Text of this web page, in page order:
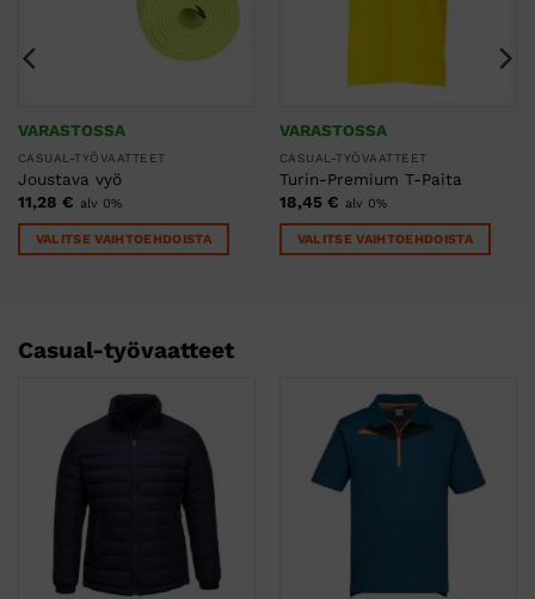
VARASTOSSA
CASUAL-TYÖVAATTEET
Joustava vyö
11,28 € alv 0%
VALITSE VAIHTOEHDOISTA
useampi
muunnelma.
valinnat
tuotteen
VARASTOSSA
CASUAL-TYÖVAATTEET
Turin-Premium T-Paita
18,45 € alv 0%
VALITSE VAIHTOEHDOISTA
valinnat
tuotteen
sivulla.
Casual-työvaatteet